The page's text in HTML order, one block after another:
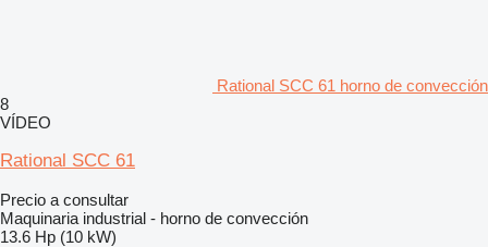
Rational SCC 61 horno de convección
8
VÍDEO
Rational SCC 61
Precio a consultar
Maquinaria industrial - horno de convección
13.6 Hp (10 kW)